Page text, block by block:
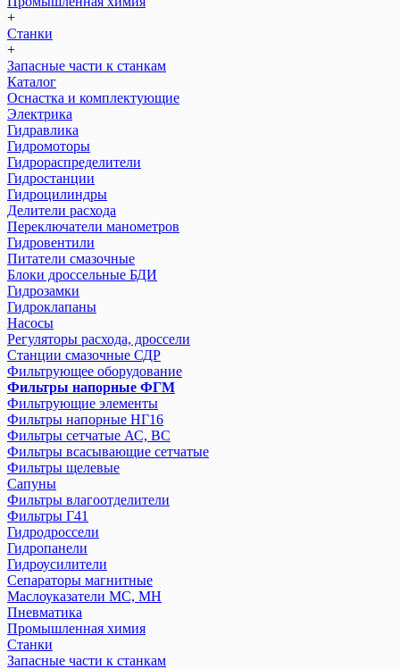
+
Станки
+
Запасные части к станкам
Каталог
Оснастка и комплектующие
Электрика
Гидравлика
Гидромоторы
Гидрораспределители
Гидростанции
Гидроцилиндры
Делители расхода
Переключатели манометров
Гидровентили
Питатели смазочные
Блоки дроссельные БДИ
Гидрозамки
Гидроклапаны
Насосы
Регуляторы расхода, дроссели
Станции смазочные СДР
Фильтрующее оборудование
Фильтры напорные ФГМ
Фильтрующие элементы
Фильтры напорные НГ16
Фильтры сетчатые АС, ВС
Фильтры всасывающие сетчатые
Фильтры щелевые
Сапуны
Фильтры влагоотделители
Фильтры Г41
Гидродроссели
Гидропанели
Гидроусилители
Сепараторы магнитные
Маслоуказатели МС, МН
Пневматика
Промышленная химия
Станки
Запасные части к станкам